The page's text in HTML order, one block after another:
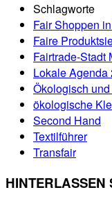
Schlagworte
Fair Shoppen
Faire
Fairtrade-Stadt
Lokale Agenda
Ökologisch
ökologische
Second Hand
Textilführer
Transfair
HINTERLASSEN